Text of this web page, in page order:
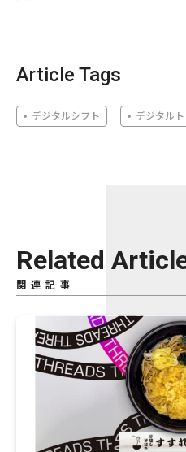
Article Tags
デジタルシフト デジタル
Related
関連記事